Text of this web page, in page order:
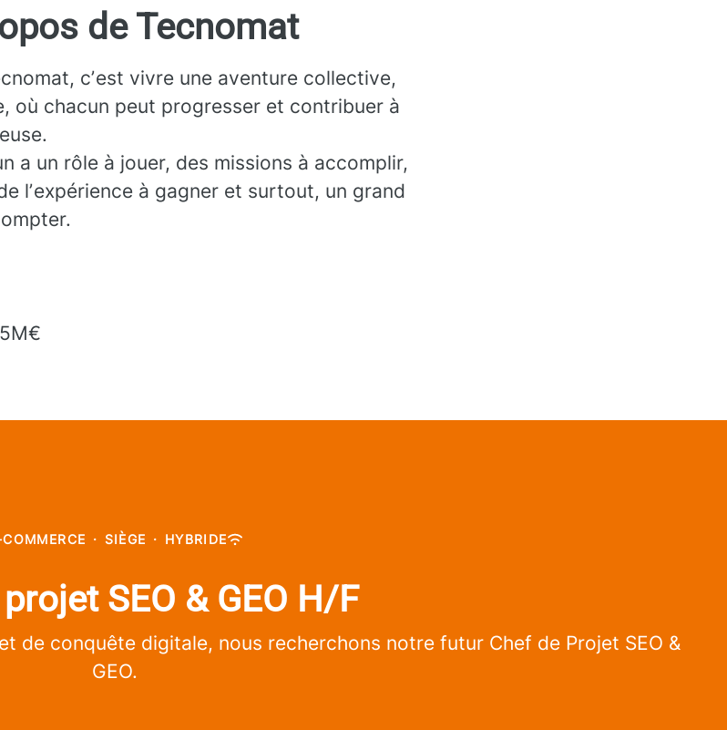
de Tecnomat
cʼest vivre une aventure collective,
où chacun peut progresser et contribuer à
a un rôle à jouer, des missions à accomplir,
lʼexpérience à gagner et surtout, un grand
· SIÈGE · HYBRIDE
SEO & GEO H/F
de conquête digitale, nous recherchons notre futur Chef de Projet SEO &
GEO.